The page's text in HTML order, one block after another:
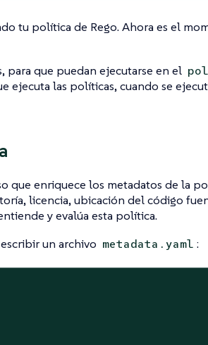
tu política de Rego. Ahora es el
para que puedan ejecutarse en el
ejecuta las políticas, cuando se
que enriquece los metadatos de la
licencia, ubicación del código
y evalúa esta política.
un archivo metadata.yaml :